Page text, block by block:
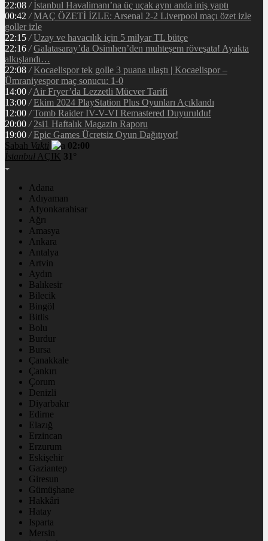
22:08 / İstanbul Havalimanı’na üç uçak aynı anda iniş yaptı
00:42 / MAÇ ÖZETİ İZLE: Arsenal 2-2 Liverpool maçı özet izle
goller izle
22:15 / Uzay ve havacılık için 5 milyar TL bütçe
22:16 / Galatasaray’da Osimhen’den muhteşem röveşata! Ayakta
alkışlandı…
22:08 / Kocaelispor tek golle 3 puana ulaştı | Kocaelispor –
Ümraniyespor maç sonucu: 1-0
14:00 / Air Fryer’da Lezzetli Mücver Tarifi
13:00 / Ekim 2024 PlayStation Plus Oyunları Açıklandı
12:00 / Tomb Raider IV-V-VI Remastered Duyuruldu!
20:00 / 2si1 Haftalık Magazin Raporu
19:00 / Epic Games Ücretsiz Oyun Dağıtıyor!
Sabah Vakti
02:00
İstanbul AÇIK 31°
Adana
Adıyaman
Afyonkarahisar
Ağrı
Amasya
Ankara
Antalya
Artvin
Aydın
Balıkesir
Bilecik
Bingöl
Bitlis
Bolu
Burdur
Bursa
Çanakkale
Çankırı
Çorum
Denizli
Diyarbakır
Edirne
Elazığ
Erzincan
Erzurum
Eskişehir
Gaziantep
Giresun
Gümüşhane
Hakkâri
Hatay
Isparta
Mersin